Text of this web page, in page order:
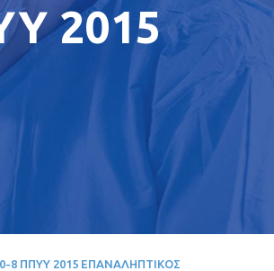
2015
8 ΠΠΥΥ 2015 ΕΠΑΝΑΛΗΠΤΙΚΟΣ